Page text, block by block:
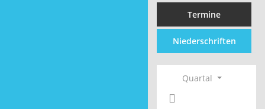
Termine
Niederschriften
Quartal